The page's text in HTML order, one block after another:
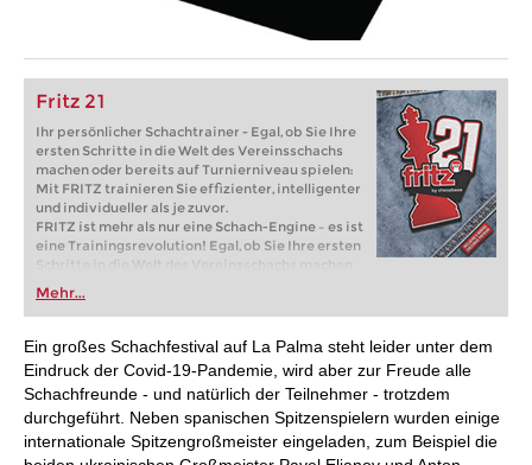
Fritz 21
Ihr persönlicher Schachtrainer - Egal, ob Sie Ihre
ersten Schritte in die Welt des Vereinsschachs
machen oder bereits auf Turnierniveau spielen:
Mit FRITZ trainieren Sie effizienter, intelligenter
und individueller als je zuvor.
FRITZ ist mehr als nur eine Schach-Engine – es ist
eine Trainingsrevolution! Egal, ob Sie Ihre ersten
Schritte in die Welt des Vereinsschachs machen
oder bereits auf Turnierniveau spielen: Mit
FRITZ trainieren Sie effizienter, intelligenter und
individueller als je zuvor.
Mehr...
Ein großes Schachfestival auf La Palma steht leider unter dem
Eindruck der Covid-19-Pandemie, wird aber zur Freude alle
Schachfreunde - und natürlich der Teilnehmer - trotzdem
durchgeführt. Neben spanischen Spitzenspielern wurden einige
internationale Spitzengroßmeister eingeladen, zum Beispiel die